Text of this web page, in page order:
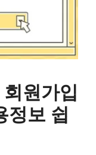
원가입
정보 쉽